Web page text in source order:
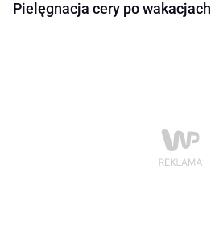
Pielęgnacja cery po wakacjach